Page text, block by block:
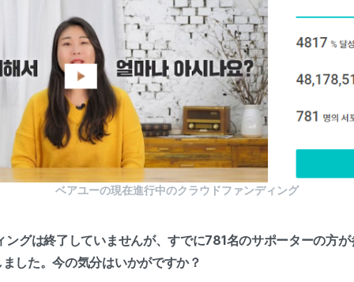
ベアユーの現在進行中のクラウドファンディング
ングは終了していませんが、すでに781名のサポーターの方
した。今の気分はいかがですか？